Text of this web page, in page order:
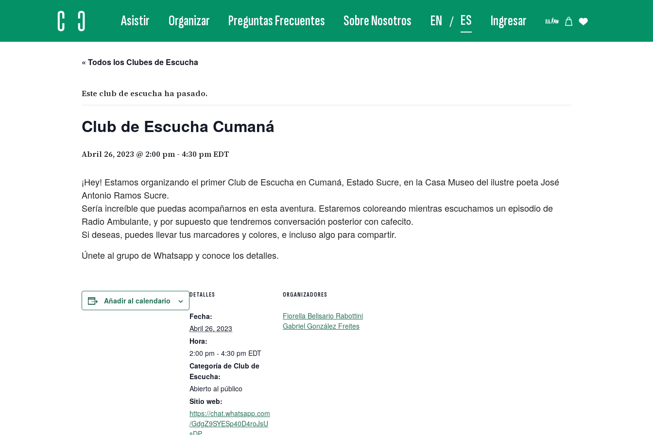
MAIN NAVIGATION
Asistir Organizar Preguntas Frecuentes Sobre Nosotros EN ES Ingresar
« Todos los Clubes de Escucha
Este club de escucha ha pasado.
Club de Escucha Cumaná
Abril 26, 2023 @ 2:00 pm - 4:30 pmEDT
¡Hey! Estamos organizando el primer Club de Escucha en Cumaná, Estado Sucre, en la Casa Museo del ilustre poeta José
Antonio Ramos Sucre.
Sería increíble que puedas acompañarnos en esta aventura. Estaremos coloreando mientras escuchamos un episodio de
Radio Ambulante, y por supuesto que tendremos conversación posterior con cafecito.
Si deseas, puedes llevar tus marcadores y colores, e incluso algo para compartir.
Únete al grupo de Whatsapp y conoce los detalles.
Añadir al calendario
DETALLES
Fecha:
Abril 26, 2023
Hora:
2:00 pm - 4:30 pm EDT
Categoría de Club de
Escucha:
Abierto al público
Sitio web:
https://chat.whatsapp.com
/GdgZ9SYESp40D4roJsU
ORGANIZADORES
Fiorella Belisario Rabottini
Gabriel González Freites